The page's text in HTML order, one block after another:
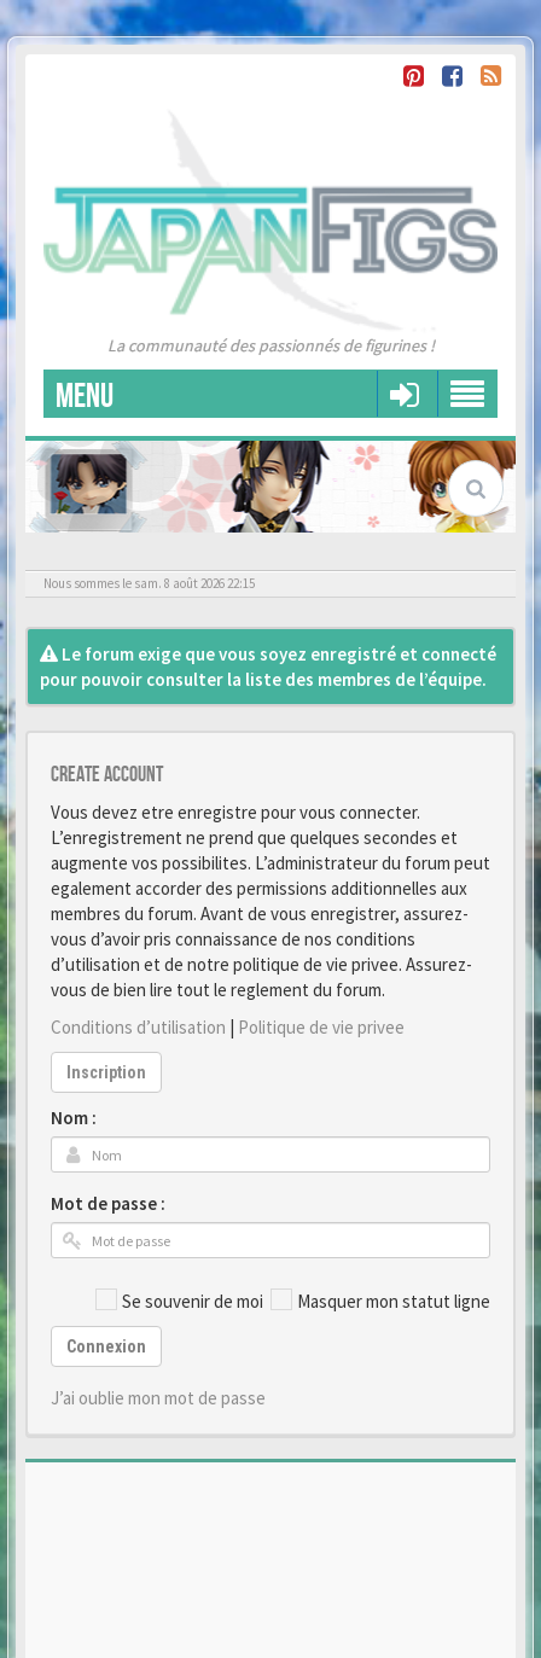
La communauté des passionnés de figurines !
MENU
Nous sommes le sam. 8 août 2026 22:15
Le forum exige que vous soyez enregistré et connecté
pour pouvoir consulter la liste des membres de l’équipe.
Create account
Vous devez etre enregistre pour vous connecter.
L’enregistrement ne prend que quelques secondes et
augmente vos possibilites. L’administrateur du forum peut
egalement accorder des permissions additionnelles aux
membres du forum. Avant de vous enregistrer, assurez-
vous d’avoir pris connaissance de nos conditions
d’utilisation et de notre politique de vie privee. Assurez-
vous de bien lire tout le reglement du forum.
Conditions d’utilisation | Politique de vie privee
Inscription
Nom :
Mot de passe :
Se souvenir de moi Masquer mon statut ligne
Connexion
J’ai oublie mon mot de passe